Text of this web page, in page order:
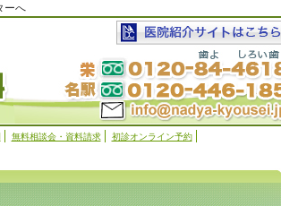
ーへ
無料相談会・資料請求 初診オンライン予約